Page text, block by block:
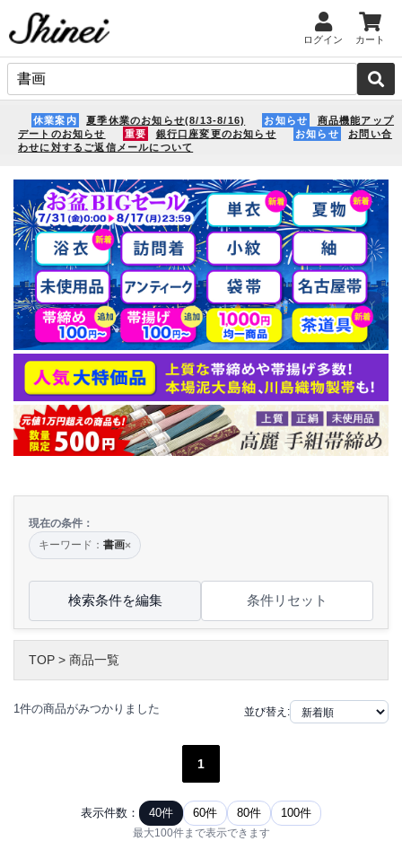
ログイン カート
休業案内 夏季休業のお知らせ(8/13-8/16) お知らせ
商品機能アップ
デートのお知らせ
重要 銀行口座変更のお知らせ お知らせ
お問い合
わせに対するご返信メールについて
現在の条件：
キーワード： 書画×
検索条件を編集 条件リセット
TOP > 商品一覧
1件の商品がみつかりました 並び替え:
1
表示件数： 40件 60件 80件 100件
最大100件まで表示できます